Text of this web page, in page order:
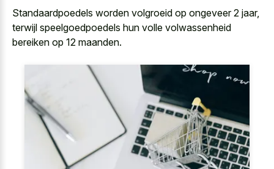
Standaardpoedels worden volgroeid op ongeveer 2 jaar,
terwijl speelgoedpoedels hun volle volwassenheid
bereiken op 12 maanden.